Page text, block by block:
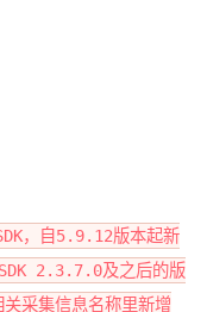
，自5.9.12版本起新
SDK 2.3.7.0及之后的版
采集信息名称里新增